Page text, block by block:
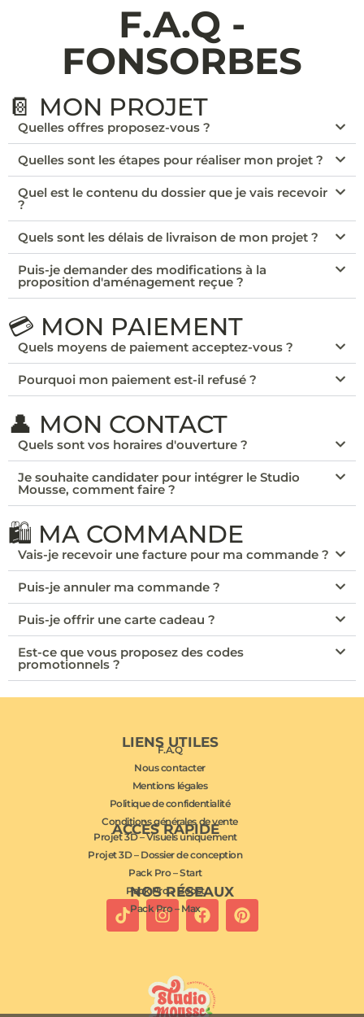
F.A.Q -
FONSORBES
📔 MON PROJET
Quelles offres proposez-vous ?
Quelles sont les étapes pour réaliser mon projet ?
Quel est le contenu du dossier que je vais recevoir
?
Quels sont les délais de livraison de mon projet ?
Puis-je demander des modifications à la
proposition d'aménagement reçue ?
💳 MON PAIEMENT
Quels moyens de paiement acceptez-vous ?
Pourquoi mon paiement est-il refusé ?
👤 MON CONTACT
Quels sont vos horaires d'ouverture ?
Je souhaite candidater pour intégrer le Studio
Mousse, comment faire ?
🛍️ MA COMMANDE
Vais-je recevoir une facture pour ma commande ?
Puis-je annuler ma commande ?
Puis-je offrir une carte cadeau ?
Est-ce que vous proposez des codes
promotionnels ?
NOS RÉSEAUX
ACCÈS RAPIDE
Projet 3D – Visuels uniquement
Projet 3D – Dossier de conception
Pack Pro – Start
Pack Pro – Boost
Pack Pro – Max
LIENS UTILES
F.A.Q
Nous contacter
Mentions légales
Politique de confidentialité
Conditions générales de vente